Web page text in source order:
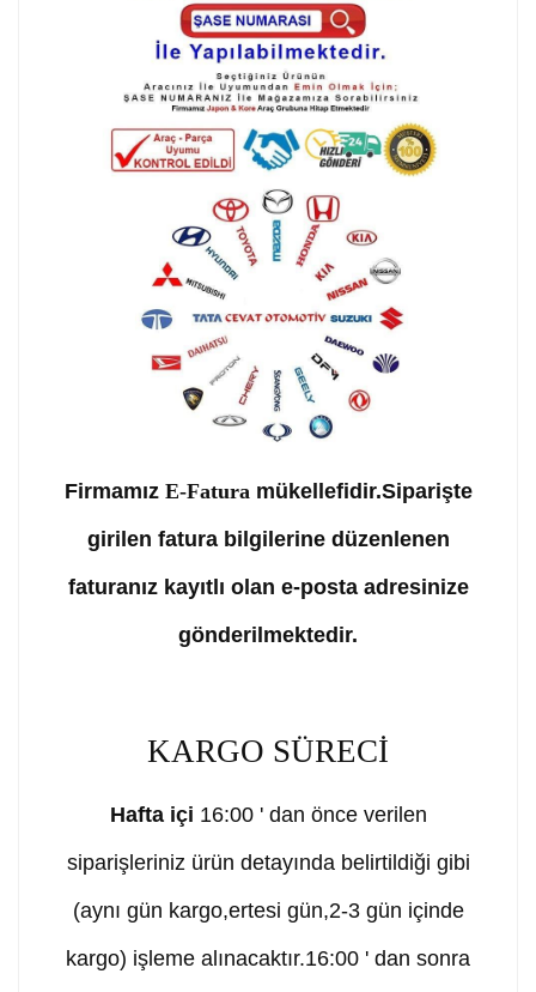
Firmamız E-Fatura mükellefidir.Siparişte
girilen fatura bilgilerine düzenlenen
faturanız kayıtlı olan e-posta adresinize
gönderilmektedir.
KARGO SÜRECİ
Hafta içi 16:00 ' dan önce verilen
siparişleriniz ürün detayında belirtildiği gibi
(aynı gün kargo,ertesi gün,2-3 gün içinde
kargo) işleme alınacaktır.16:00 ' dan sonra